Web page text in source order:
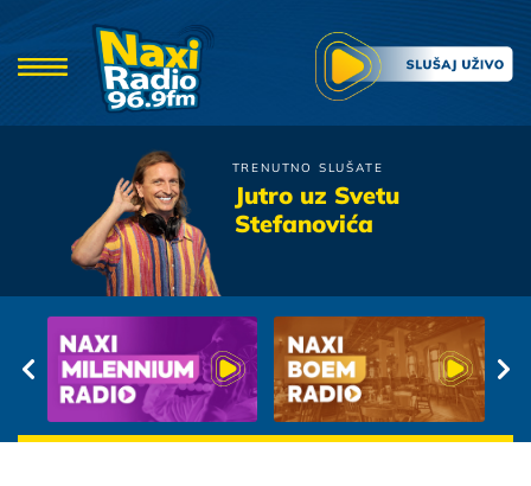
TRENUTNO SLUŠATE
Jutro uz Svetu
Stefanovića
Crvena Jabuka
Dao Sam Ti Dusu